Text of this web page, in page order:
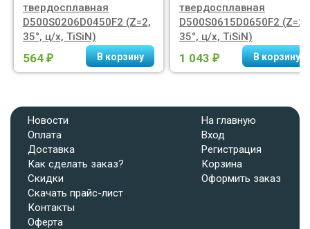
твердосплавная
D500S0206D0450F2 (Z=2,
35°, ц/х, TiSiN)
564 ₽
твердосплавная
D500S0615D0650F2 (Z=2,
35°, ц/х, TiSiN)
1 043 ₽
Новости
Оплата
Доставка
Как сделать заказ?
Скидки
Скачать прайс-лист
Контакты
Оферта
На главную
Вход
Регистрация
Корзина
Оформить заказ